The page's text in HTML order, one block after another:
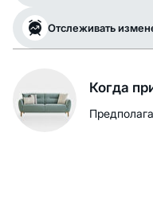
Отслеживать
Когда